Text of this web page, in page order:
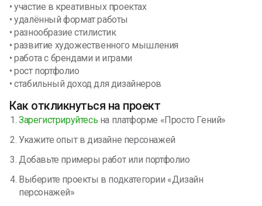
• участие в креативных проектах
• удалённый формат работы
• разнообразие стилистик
• развитие художественного мышления
• работа с брендами и играми
• рост портфолио
• стабильный доход для дизайнеров
Как откликнуться на проект
Зарегистрируйтесь на платформе «Просто Гений»
Укажите опыт в дизайне персонажей
Добавьте примеры работ или портфолио
Выберите проекты в подкатегории «Дизайн
персонажей»